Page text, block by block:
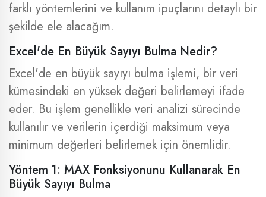
farklı yöntemlerini ve kullanım ipuçlarını detaylı bir
şekilde ele alacağım.
Excel'de En Büyük Sayıyı Bulma Nedir?
Excel'de en büyük sayıyı bulma işlemi, bir veri
kümesindeki en yüksek değeri belirlemeyi ifade
eder. Bu işlem genellikle veri analizi sürecinde
kullanılır ve verilerin içerdiği maksimum veya
minimum değerleri belirlemek için önemlidir.
Yöntem 1: MAX Fonksiyonunu Kullanarak En
Büyük Sayıyı Bulma